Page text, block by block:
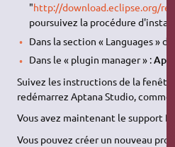
"http://download.eclipse.org/
poursuivez la procédure
Dans la section « Languages » de
Dans le « plugin manager » :
Suivez les instructions de la
redémarrez Aptana Studio, comme
Vous avez maintenant le support
Vous pouvez créer un nouveau